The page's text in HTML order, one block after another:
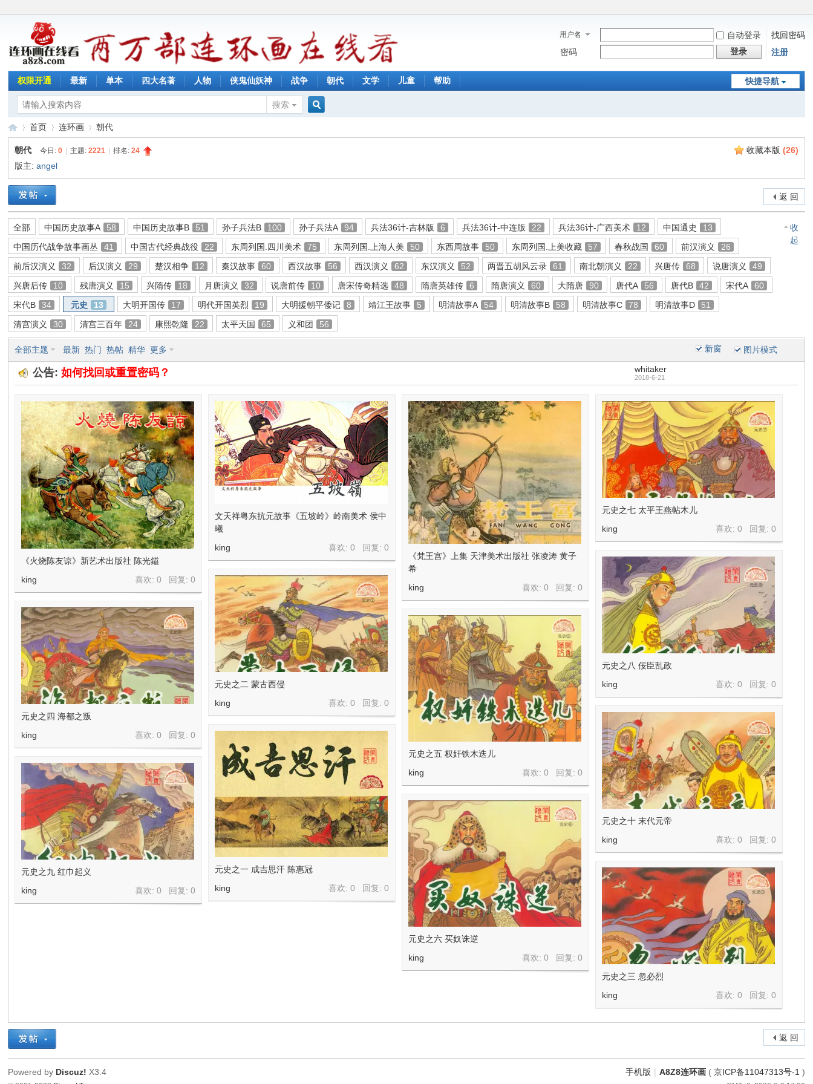
用户名 自动登录
找回密码
密码
登录 注册
快捷导航
权限开通 最新 单本 四大名著 人物 侠鬼仙妖神 战争 朝代 文学 儿童 帮助
搜索
连
环
»
首页
›
连环画
›
朝代
收藏本版 (26)
朝代 今日:0 主题:2221 排名:24
版主:angel
返 回
收
起
全部 中国历史故事A 58 中国历史故事B 51 孙子兵法B 100 孙子兵法A 94 兵法36计-吉林版 6 兵法36计-中连版 22 兵法36计-广西美术 12 中国通史
13
中国历代战争故事画丛
41 中国古代经典战役 22 东周列国.四川美术 75 东周列国.上海人美 50 东西周故事 50 东周列国.上美收藏 57 春秋战国 60 前汉演义
26
前后汉演义
32 后汉演义 29 楚汉相争 12 秦汉故事 60 西汉故事 56 西汉演义 62 东汉演义 52 两晋五胡风云录 61 南北朝演义 22 兴唐传 68 说唐演义
49
兴唐后传
10 残唐演义 15 兴隋传 18 月唐演义 32 说唐前传 10 唐宋传奇精选 48 隋唐英雄传 6 隋唐演义 60 大隋唐 90 唐代A 56 唐代B 42 宋代A
60
宋代B
34 元史 13 大明开国传 17 明代开国英烈 19 大明援朝平倭记 8 靖江王故事 5 明清故事A 54 明清故事B 58 明清故事C 78 明清故事D
51
清宫演义
30 清宫三百年 24 康熙乾隆 22 太平天国 65 义和团 56
新窗
全部主题 最新 热门 热帖 精华 更多 图片模式
公告:如何找回或重置密码？ whitaker
2018-6-21
《火烧陈友谅》新艺术出版社 陈光鎰
喜欢: 0 回复:0
king
文天祥粤东抗元故事《五坡岭》岭南美术 侯中
曦
喜欢: 0 回复:0
king
《梵王宫》上集 天津美术出版社 张凌涛 黄子
希
喜欢: 0 回复:0
king
元史之七 太平王燕帖木儿
喜欢: 0 回复:0
king
元史之八 佞臣乱政
喜欢: 0 回复:0
king
元史之二 蒙古西侵
喜欢: 0 回复:0
king
元史之四 海都之叛
喜欢: 0 回复:0
king
元史之五 权奸铁木迭儿
喜欢: 0 回复:0
king
元史之十 末代元帝
喜欢: 0 回复:0
king
元史之一 成吉思汗 陈惠冠
喜欢: 0 回复:0
king
元史之九 红巾起义
喜欢: 0 回复:0
king
元史之六 买奴诛逆
喜欢: 0 回复:0
king
元史之三 忽必烈
喜欢: 0 回复:0
king
返 回
手机版 | A8Z8连环画( 京ICP备11047313号-1 )
Powered by Discuz! X3.4